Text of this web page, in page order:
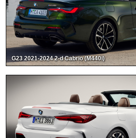
G23 2021-2024 2-d Cabrio (M440i)